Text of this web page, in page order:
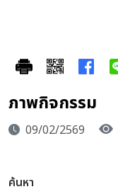
ภาพกิจกรรม
09/02/2569
ค้นหา